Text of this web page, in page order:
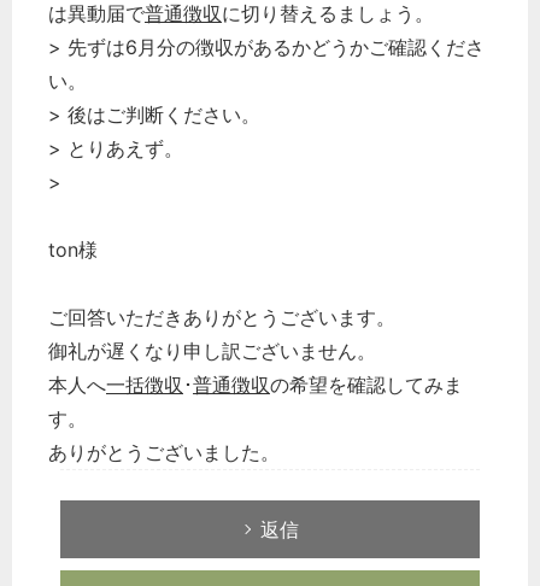
は異動届で普通徴収に切り替えるましょう。
> 先ずは6月分の徴収があるかどうかご確認くださ
い。
> 後はご判断ください。
> とりあえず。
>
ton様
ご回答いただきありがとうございます。
御礼が遅くなり申し訳ございません。
本人へ一括徴収 ･普通徴収の希望を確認してみま
す。
ありがとうございました。
返信
どのカテゴリーに投稿しますか？
選択してください
税務経理
経営の知恵
総務の給湯室